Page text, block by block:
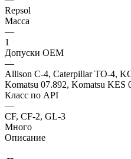
Repsol
Масса
—
1
Допуски OEM
—
Allison C-4, Caterpillar TO-4,
Komatsu 07.892, Komatsu KES
Класс по API
—
CF, CF-2, GL-3
Много
Описание